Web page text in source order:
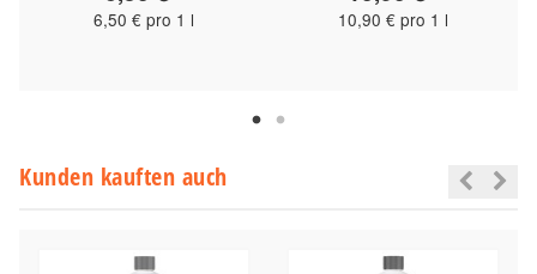
6,50 € pro 1 l 10,90 € pro 1 l
Kunden kauften auch